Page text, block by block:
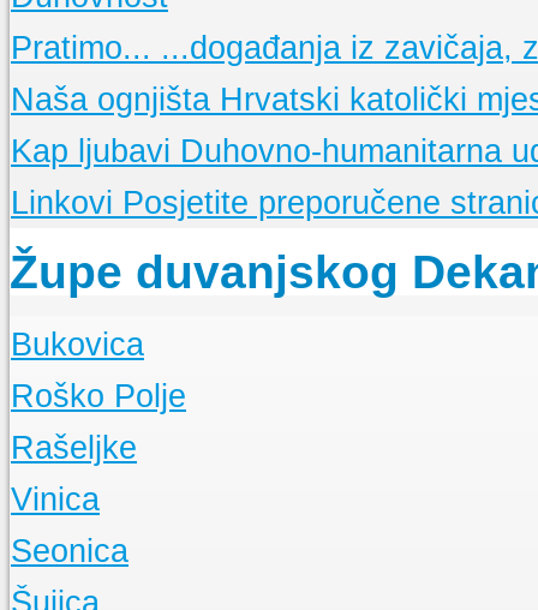
Osnovne molitve
Nedjeljne propovijedi
Pratimo... ...događanja iz zavičaja,
Naša ognjišta Hrvatski katolički
Kap ljubavi Duhovno-humanitarna
Linkovi Posjetite preporučene
Župe duvanjskog
Bukovica
O Župi
Događanja
Roško Polje
O Župi
Događanja
Rašeljke
O Župi
Događanja
Vinica
O Župi
Događanja
Seonica
O Župi
Šujica